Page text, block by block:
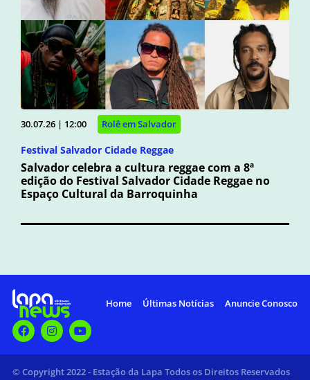
30.07.26 | 12:00 Rolê em Salvador
Festival Salvador Cidade Reggae
Salvador celebra a cultura reggae com a 8ª
edição do Festival Salvador Cidade Reggae no
Espaço Cultural da Barroquinha
Home Últimas Notícias Anuncie Conosco
© Copyright 2022 - Estação da Lapa Todos os Direitos Reservados